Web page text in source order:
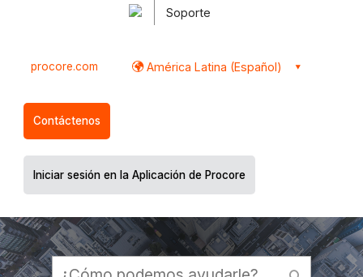
Soporte
procore.com América Latina (Español)
Contáctenos
Iniciar sesión en la Aplicación de Procore